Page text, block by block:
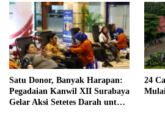
Satu Donor, Banyak Harapan:
Pegadaian Kanwil XII Surabaya
Gelar Aksi Setetes Darah untuk
24